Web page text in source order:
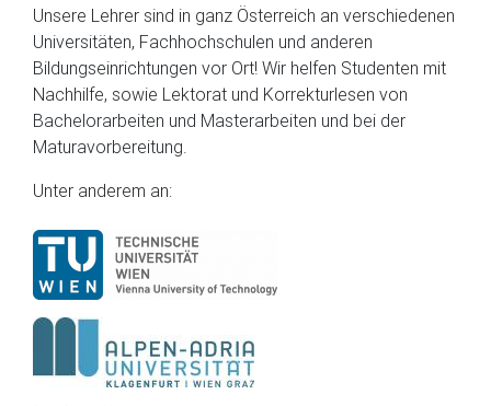
Unsere Lehrer sind in ganz Österreich an verschiedenen
Universitäten, Fachhochschulen und anderen
Bildungseinrichtungen vor Ort! Wir helfen Studenten mit
Nachhilfe, sowie Lektorat und Korrekturlesen von
Bachelorarbeiten und Masterarbeiten und bei der
Maturavorbereitung.
Unter anderem an: